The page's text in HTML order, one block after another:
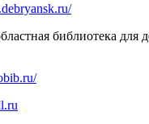
библиотека для